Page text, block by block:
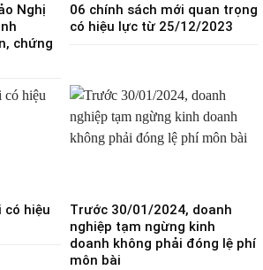
Nghị
chứng
06 chính sách mới quan trọng
có hiệu lực từ 25/12/2023
có hiệu
Trước 30/01/2024, doanh
nghiệp tạm ngừng kinh
doanh không phải đóng lệ phí
môn bài